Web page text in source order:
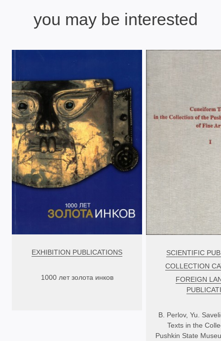
you may be interested
EXHIBITION PUBLICATIONS
1000 лет золота инков
SCIENTIFIC
COLLECTION
FOREIGN
B. Perlov, Yu.
Texts in the
Pushkin State